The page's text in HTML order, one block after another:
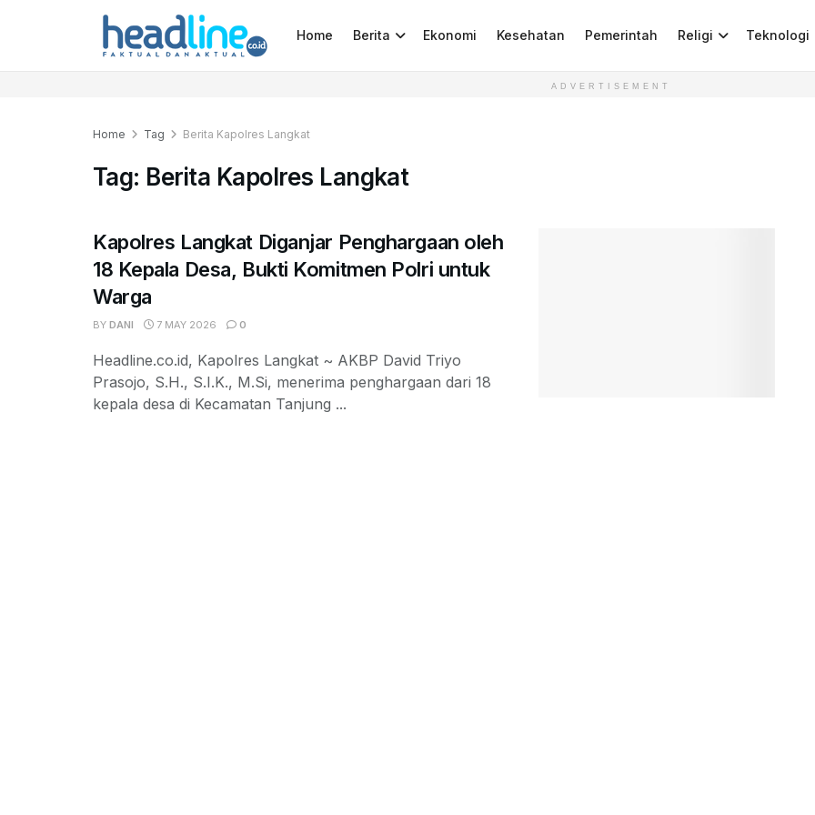
Home Berita Ekonomi Kesehatan Pemerintah Religi Teknologi
ADVERTISEMENT
Home Tag Berita Kapolres Langkat
Tag: Berita Kapolres Langkat
Kapolres Langkat Diganjar Penghargaan oleh
18 Kepala Desa, Bukti Komitmen Polri untuk
Warga
BY DANI 7 MAY 2026 0
Headline.co.id, Kapolres Langkat ~ AKBP David Triyo
Prasojo, S.H., S.I.K., M.Si, menerima penghargaan dari 18
kepala desa di Kecamatan Tanjung ...